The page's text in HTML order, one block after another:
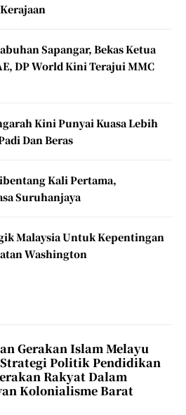
Sapangar, Bekas Ketua
DP World Kini Terajui MMC
Kini Punyai Kuasa Lebih
Dan Beras
Kali Pertama,
Suruhanjaya
Malaysia Untuk Kepentingan
Washington
Gerakan Islam Melayu
Politik Pendidikan
Rakyat Dalam
Kolonialisme Barat